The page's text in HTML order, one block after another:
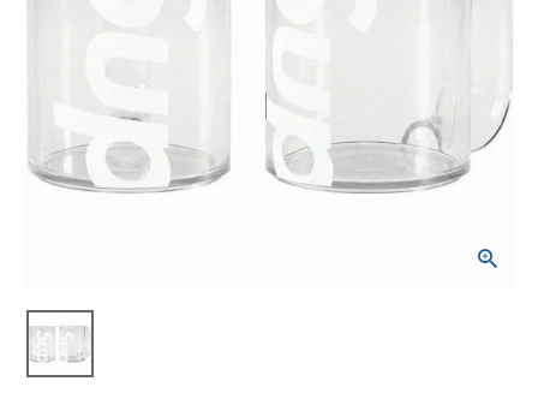
Heller Mugs
Set of 2 ヘラー
マグカップ 2セッ
ト クリア
¥25,980
NEW ITEMS
Tシャツ・ロングスリーブ
パーカー・トレーナー